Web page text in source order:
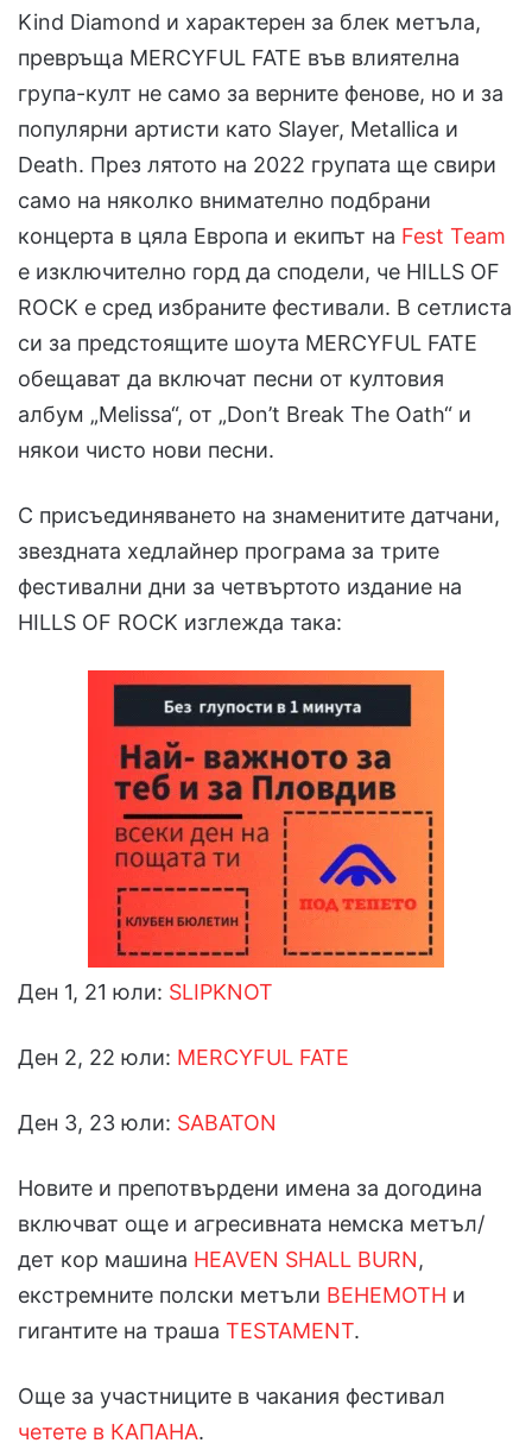
Kind Diamond и характерен за блек метъла,
превръща MERCYFUL FATE във влиятелна
група-култ не само за верните фенове, но и за
популярни артисти като Slayer, Metallica и
Death. През лятото на 2022 групата ще свири
само на няколко внимателно подбрани
концерта в цяла Европа и eкипът на Fest Team
e изключително горд да сподели, че HILLS OF
ROCK е сред избраните фестивали. В сетлиста
си за предстоящите шоута MERCYFUL FATE
обещават да включат песни от култовия
албум „Melissa“, от „Don’t Break The Oath“ и
някои чисто нови песни.
С присъединяването на знаменитите датчани,
звездната хедлайнер програма за трите
фестивални дни за четвъртото издание на
HILLS OF ROCK изглежда така:
Ден 1, 21 юли: SLIPKNOT
Ден 2, 22 юли: MERCYFUL FATE
Ден 3, 23 юли: SABATON
Новите и препотвърдени имена за догодина
включват още и агресивната немска метъл/
дет кор машина HEAVEN SHALL BURN,
екстремните полски метъли BEHEMOTH и
гигантите на траша TESTAMENT.
Още за участниците в чакания фестивал
четете в КАПАНА.